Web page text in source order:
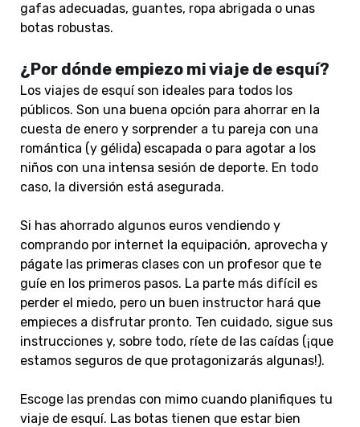
gafas adecuadas, guantes, ropa abrigada o unas
botas robustas.
¿Por dónde empiezo mi viaje de esquí?
Los viajes de esquí son ideales para todos los
públicos. Son una buena opción para ahorrar en la
cuesta de enero y sorprender a tu pareja con una
romántica (y gélida) escapada o para agotar a los
niños con una intensa sesión de deporte. En todo
caso, la diversión está asegurada.
Si has ahorrado algunos euros vendiendo y
comprando por internet la equipación, aprovecha y
págate las primeras clases con un profesor que te
guíe en los primeros pasos. La parte más difícil es
perder el miedo, pero un buen instructor hará que
empieces a disfrutar pronto. Ten cuidado, sigue sus
instrucciones y, sobre todo, ríete de las caídas (¡que
estamos seguros de que protagonizarás algunas!).
Escoge las prendas con mimo cuando planifiques tu
viaje de esquí. Las botas tienen que estar bien